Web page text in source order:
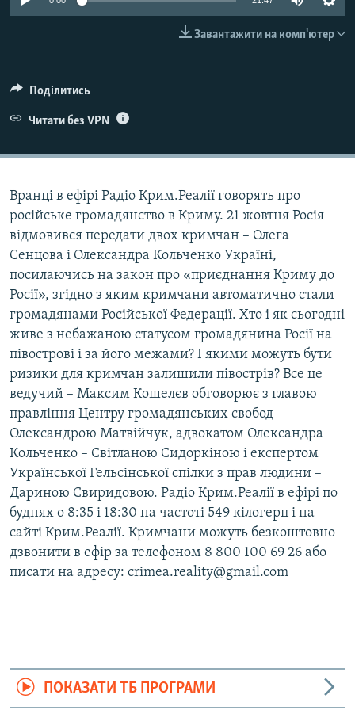
ВІДЕОУРОКИ «ELIFBE»
ІНФОГРАФІКА
ДОЛУЧАЙСЯ!
Завантажити на комп'ютер
Поділитись
Читати без VPN
Вранці в ефірі Радіо Крим.Реалії говорять про
російське громадянство в Криму. 21 жовтня Росія
відмовився передати двох кримчан – Олега
Сенцова і Олександра Кольченко Україні,
посилаючись на закон про «приєднання Криму до
Росії», згідно з яким кримчани автоматично стали
громадянами Російської Федерації. Хто і як сьогодні
живе з небажаною статусом громадянина Росії на
півострові і за його межами? І якими можуть бути
ризики для кримчан залишили півострів? Все це
ведучий – Максим Кошелєв обговорює з главою
правління Центру громадянських свобод –
Олександрою Матвійчук, адвокатом Олександра
Кольченко – Світланою Сидоркіною і експертом
Української Гельсінської спілки з прав людини –
Дариною Свиридовою. Радіо Крим.Реалії в ефірі по
буднях о 8:35 і 18:30 на частоті 549 кілогерц і на
сайті Крим.Реалії. Кримчани можуть безкоштовно
дзвонити в ефір за телефоном 8 800 100 69 26 або
писати на адресу: crimea.reality@gmail.com
ПОКАЗАТИ ТБ ПРОГРАМИ